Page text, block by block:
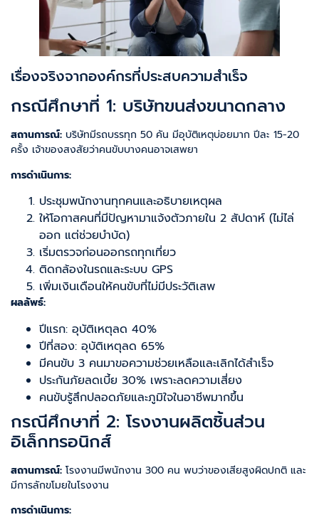
เรื่องจริงจากองค์กรที่ประสบความสำเร็จ
กรณีศึกษาที่ 1: บริษัทขนส่งขนาดกลาง
สถานการณ์: บริษัทมีรถบรรทุก 50 คัน มีอุบัติเหตุบ่อยมาก ปีละ 15-20
ครั้ง เจ้าของสงสัยว่าคนขับบางคนอาจเสพยา
การดำเนินการ:
ประชุมพนักงานทุกคนและอธิบายเหตุผล
ให้โอกาสคนที่มีปัญหามาแจ้งตัวภายใน 2 สัปดาห์ (ไม่ไล่
ออก แต่ช่วยบำบัด)
เริ่มตรวจก่อนออกรถทุกเที่ยว
ติดกล้องในรถและระบบ GPS
เพิ่มเงินเดือนให้คนขับที่ไม่มีประวัติเสพ
ผลลัพธ์:
ปีแรก: อุบัติเหตุลด 40%
ปีที่สอง: อุบัติเหตุลด 65%
มีคนขับ 3 คนมาขอความช่วยเหลือและเลิกได้สำเร็จ
ประกันภัยลดเบี้ย 30% เพราะลดความเสี่ยง
คนขับรู้สึกปลอดภัยและภูมิใจในอาชีพมากขึ้น
กรณีศึกษาที่ 2: โรงงานผลิตชิ้นส่วน
อิเล็กทรอนิกส์
สถานการณ์: โรงงานมีพนักงาน 300 คน พบว่าของเสียสูงผิดปกติ และ
มีการลักขโมยในโรงงาน
การดำเนินการ: